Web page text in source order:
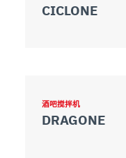
CICLONE
酒吧搅拌机
DRAGONE